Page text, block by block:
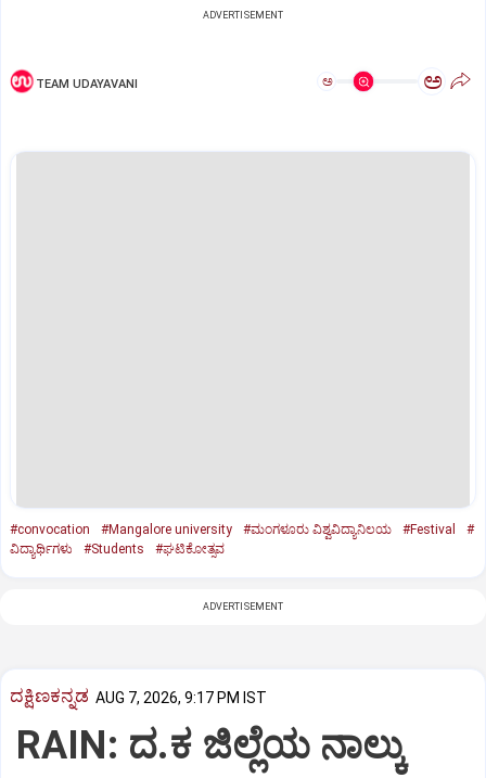
ADVERTISEMENT
TEAM UDAYAVANI ಅ ಅ
#convocation #Mangalore university #ಮಂಗಳೂರು ವಿಶ್ವವಿದ್ಯಾನಿಲಯ #Festival
#
ವಿದ್ಯಾರ್ಥಿಗಳು
#Students #ಘಟಿಕೋತ್ಸವ
ADVERTISEMENT
ದಕ್ಷಿಣಕನ್ನಡ AUG 7, 2026, 9:17 PM IST
RAIN: ದ.ಕ ಜಿಲ್ಲೆಯ ನಾಲ್ಕು